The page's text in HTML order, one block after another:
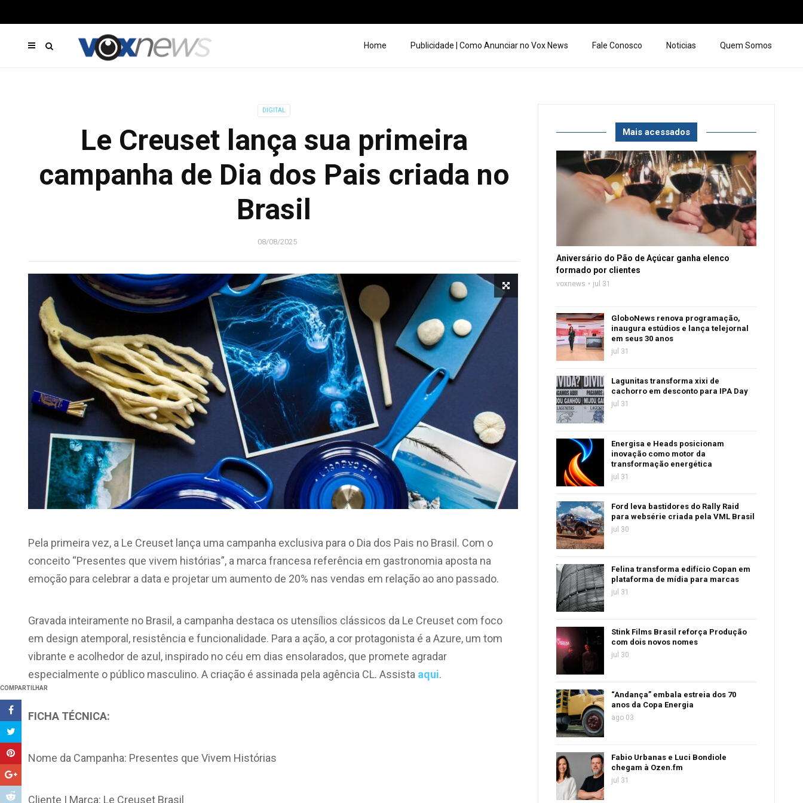
Home Publicidade | Como Anunciar no Vox News Fale Conosco Noticias Quem Somos
DIGITAL
Le Creuset lança sua primeira
campanha de Dia dos Pais criada no
Brasil
08/08/2025
COMPARTILHAR
Pela primeira vez, a Le Creuset lança uma campanha exclusiva para o Dia dos Pais no Brasil. Com o
conceito “Presentes que vivem histórias”, a marca francesa referência em gastronomia aposta na
emoção para celebrar a data e projetar um aumento de 20% nas vendas em relação ao ano passado.
Gravada inteiramente no Brasil, a campanha destaca os utensílios clássicos da Le Creuset com foco
em design atemporal, resistência e funcionalidade. Para a ação, a cor protagonista é a Azure, um tom
vibrante e acolhedor de azul, inspirado no céu em dias ensolarados, que promete agradar
especialmente o público masculino. A criação é assinada pela agência CL. Assista aqui.
FICHA TÉCNICA:
Nome da Campanha: Presentes que Vivem Histórias
Cliente | Marca: Le Creuset Brasil
Mais acessados
Aniversário do Pão de Açúcar ganha elenco
formado por clientes
voxnews jul 31
GloboNews renova programação,
inaugura estúdios e lança telejornal
em seus 30 anos
jul 31
Lagunitas transforma xixi de
cachorro em desconto para IPA Day
jul 31
Energisa e Heads posicionam
inovação como motor da
transformação energética
jul 31
Ford leva bastidores do Rally Raid
para websérie criada pela VML Brasil
jul 30
Felina transforma edifício Copan em
plataforma de mídia para marcas
jul 31
Stink Films Brasil reforça Produção
com dois novos nomes
jul 30
“Andança” embala estreia dos 70
anos da Copa Energia
ago 03
Fabio Urbanas e Luci Bondiole
chegam à Ozen.fm
jul 31